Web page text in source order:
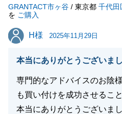
閉じ
GRANTACT市ヶ谷 / 東京都 千代田
を ご購入
H様
H様 2025年11月29日
本当にありがとうございま
専門的なアドバイスのお陰
も買い付けを成功させるこ
本当にありがとうございまし